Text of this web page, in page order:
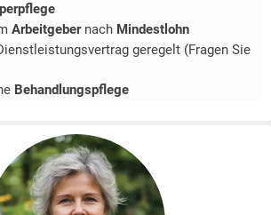
Arbeitgeber nach Mindestlohn
geregelt (Fragen Sie
Behandlungspflege